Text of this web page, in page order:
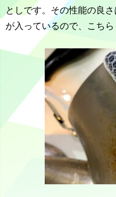
としです。その性能の良
が入っているので、こち